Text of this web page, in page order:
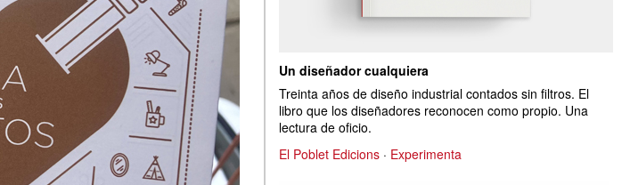
Un diseñador cualquiera
Treinta años de diseño industrial contados sin filtros. El
libro que los diseñadores reconocen como propio. Una
lectura de oficio.
El Poblet Edicions · Experimenta